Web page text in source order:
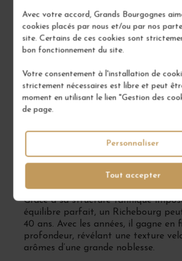
Avec votre accord, Grands Bourgognes
cookies placés par nous et/ou par nos
site. Certains de ces cookies sont
bon fonctionnement du site.
Votre consentement à l'installation de
strictement nécessaires est libre et peut
moment en utilisant le lien "Gestion des
de page.
Tout accepter
Personnaliser
convoités.
Quels sont les arômes
Richebourg Grand Cru ?
Richebourg se distingue par une
aromatique intense et évolutive.
des notes de fruits noirs (cassis,
noire), de violette et d’épices. Avec
cuir et de réglisse, offrant une
Quel est le potentiel de
Richebourg Grand Cru ?
Grâce à sa structure tannique
équilibre parfait, un Richebourg
40 ans. Avec les années, il gagne en
profondeur, révélant une texture
arômes d’une grande noblesse.